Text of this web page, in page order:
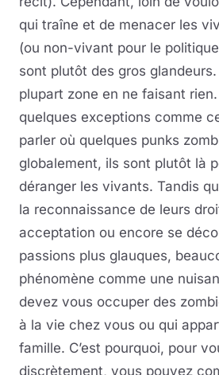
qui traîne et de menacer les
(ou non-vivant pour le
sont plutôt des gros
plupart zone en ne faisant
quelques exceptions comme
parler où quelques punks
globalement, ils sont plutôt là
déranger les vivants. Tandis
la reconnaissance de leurs
acceptation ou encore se
passions plus glauques,
phénomène comme une
devez vous occuper des
à la vie chez vous ou qui
famille. C’est pourquoi, pour
discrètement, vous pouvez